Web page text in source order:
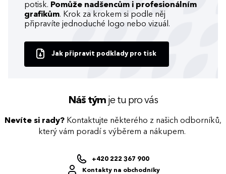
potisk. Pomůže nadšencům i profesionálním
grafikům. Krok za krokem si podle něj
připravíte jednoduché logo nebo vizuál.
Jak připravit podklady pro tisk
Náš týmje tu pro vás
Nevíte si rady? Kontaktujte některého z našich odborníků,
který vám poradí s výběrem a nákupem.
+420 222 367 900
Kontakty na obchodníky